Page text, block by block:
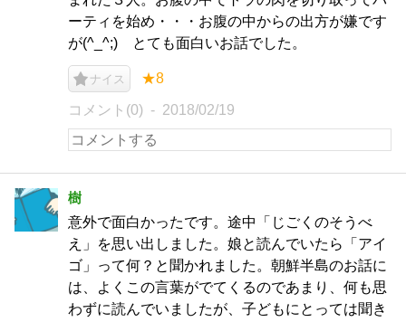
ーティを始め・・・お腹の中からの出方が嫌です
が(^_^;) とても面白いお話でした。
ナイス ★8
コメント(0) 2018/02/19
樹
意外で面白かったです。途中「じごくのそうべ
え」を思い出しました。娘と読んでいたら「アイ
ゴ」って何？と聞かれました。朝鮮半島のお話に
は、よくこの言葉がでてくるのであまり、何も思
わずに読んでいましたが、子どもにとっては聞き